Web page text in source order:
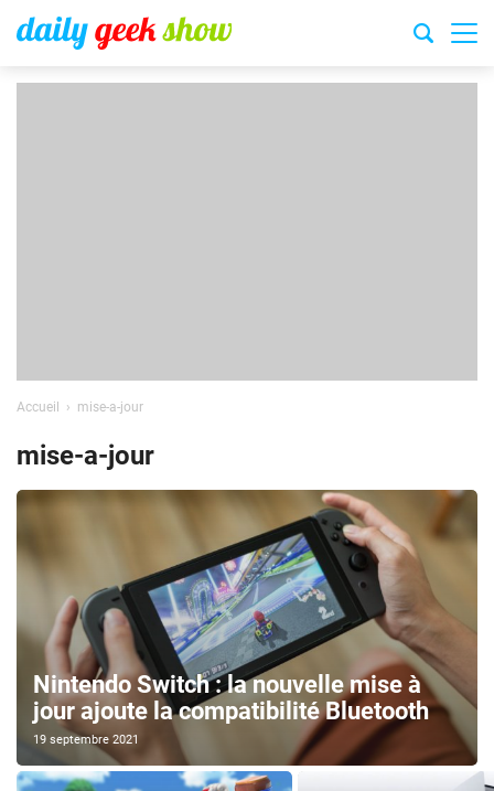
Accueil mise-a-jour
mise-a-jour
Nintendo Switch : la nouvelle mise à
jour ajoute la compatibilité Bluetooth
19 septembre 2021